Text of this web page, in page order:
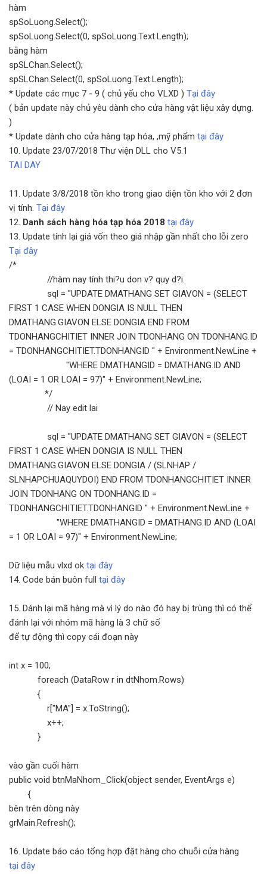
hàm
spSoLuong.Select();
spSoLuong.Select(0, spSoLuong.Text.Length);
bằng hàm
spSLChan.Select();
spSLChan.Select(0, spSoLuong.Text.Length);
* Update các mục 7 - 9 ( chủ yếu cho VLXD ) Tại đây
( bản update này chủ yêu dành cho cửa hàng vật liệu xây dựng.
)
* Update dành cho cửa hàng tạp hóa, ,mỹ phẩm tại đây
10. Update 23/07/2018 Thư viện DLL cho V5.1
TAI DAY
11. Update 3/8/2018 tồn kho trong giao diện tồn kho với 2 đơn
vị tính. Tại đây
12. Danh sách hàng hóa tạp hóa 2018 tại đây
13. Update tính lại giá vốn theo giá nhập gần nhất cho lỗi zero
Tại đây
/*
//hàm nay tính thi?u don v? quy d?i.
sql = "UPDATE DMATHANG SET GIAVON = (SELECT
FIRST 1 CASE WHEN DONGIA IS NULL THEN
DMATHANG.GIAVON ELSE DONGIA END FROM
TDONHANGCHITIET INNER JOIN TDONHANG ON TDONHANG.ID
= TDONHANGCHITIET.TDONHANGID " + Environment.NewLine +
"WHERE DMATHANGID = DMATHANG.ID AND
(LOAI = 1 OR LOAI = 97)" + Environment.NewLine;
*/
// Nay edit lai
sql = "UPDATE DMATHANG SET GIAVON = (SELECT
FIRST 1 CASE WHEN DONGIA IS NULL THEN
DMATHANG.GIAVON ELSE DONGIA / (SLNHAP /
SLNHAPCHUAQUYDOI) END FROM TDONHANGCHITIET INNER
JOIN TDONHANG ON TDONHANG.ID =
TDONHANGCHITIET.TDONHANGID " + Environment.NewLine +
"WHERE DMATHANGID = DMATHANG.ID AND (LOAI
= 1 OR LOAI = 97)" + Environment.NewLine;
Dữ liệu mẫu vlxd ok tại đây
14. Code bán buôn full tại đây
15. Dánh lại mã hàng mà vì lý do nào đó hay bị trùng thì có thể
đánh lại với nhóm mã hàng là 3 chữ số
để tự động thì copy cái đoạn này
int x = 100;
foreach (DataRow r in dtNhom.Rows)
{
r["MA"] = x.ToString();
x++;
}
vào gần cuối hàm
public void btnMaNhom_Click(object sender, EventArgs e)
{
bên trên dòng này
grMain.Refresh();
16. Update báo cáo tổng hợp đặt hàng cho chuỗi cửa hàng
tại đây